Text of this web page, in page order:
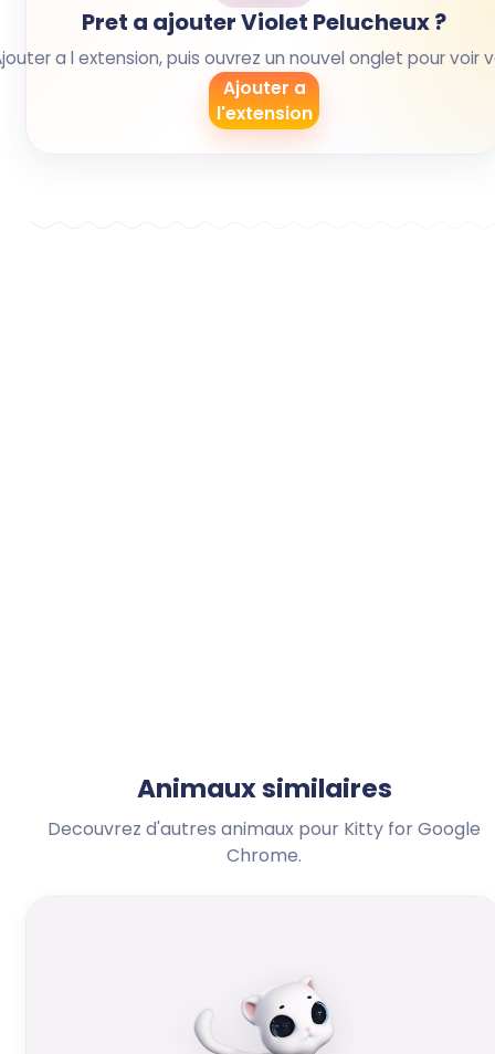
Pret a ajouter Violet Pelucheux ?
a l extension, puis ouvrez un nouvel onglet pour voir
Ajouter a
l'extension
Animaux similaires
Decouvrez d'autres animaux pour Kitty for Google
Chrome.